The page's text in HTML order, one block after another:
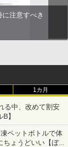
注意すべき
1カ月
る中、改めて割安
】
ペットボトルで体
ょうどいい【ぼっ